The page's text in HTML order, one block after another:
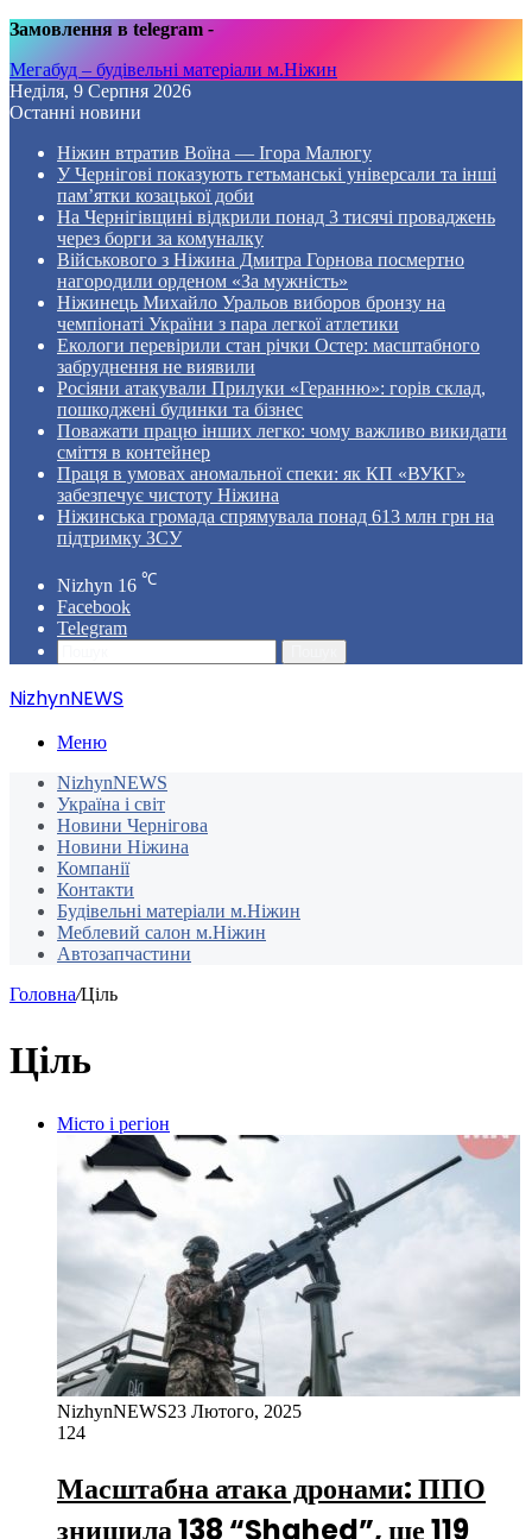
Замовлення в telegram -
Мегабуд – будівельні матеріали м.Ніжин
Неділя, 9 Серпня 2026
Останні новини
Ніжин втратив Воїна — Ігора Малюгу
У Чернігові показують гетьманські універсали та інші
пам’ятки козацької доби
На Чернігівщині відкрили понад 3 тисячі проваджень
через борги за комуналку
Військового з Ніжина Дмитра Горнова посмертно
нагородили орденом «За мужність»
Ніжинець Михайло Уральов виборов бронзу на
чемпіонаті України з пара легкої атлетики
Екологи перевірили стан річки Остер: масштабного
забруднення не виявили
Росіяни атакували Прилуки «Геранню»: горів склад,
пошкоджені будинки та бізнес
Поважати працю інших легко: чому важливо викидати
сміття в контейнер
Праця в умовах аномальної спеки: як КП «ВУКГ»
забезпечує чистоту Ніжина
Ніжинська громада спрямувала понад 613 млн грн на
підтримку ЗСУ
Nizhyn 16 ℃
Facebook
Telegram
NizhynNEWS
Меню
NizhynNEWS
Україна і світ
Новини Чернігова
Новини Ніжина
Компанії
Контакти
Будівельні матеріали м.Ніжин
Меблевий салон м.Ніжин
Автозапчастини
Головна/Ціль
Ціль
Місто і регіон
NizhynNEWS23 Лютого, 2025
124
Масштабна атака дронами: ППО
знищила 138 “Shahed”, ще 119